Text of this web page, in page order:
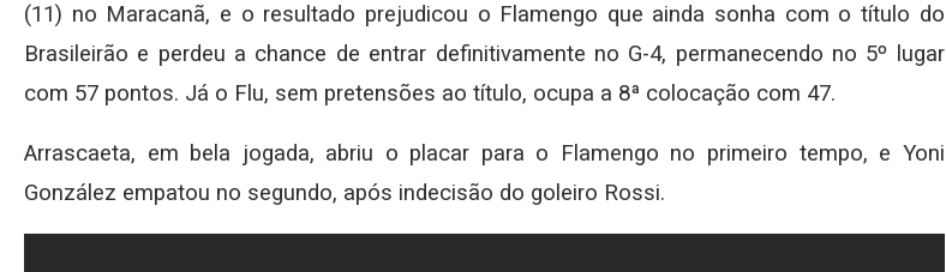
(11) no Maracanã, e o resultado prejudicou o Flamengo que ainda sonha com o título do
Brasileirão e perdeu a chance de entrar definitivamente no G-4, permanecendo no 5º lugar
com 57 pontos. Já o Flu, sem pretensões ao título, ocupa a 8ª colocação com 47.
Arrascaeta, em bela jogada, abriu o placar para o Flamengo no primeiro tempo, e Yoni
González empatou no segundo, após indecisão do goleiro Rossi.